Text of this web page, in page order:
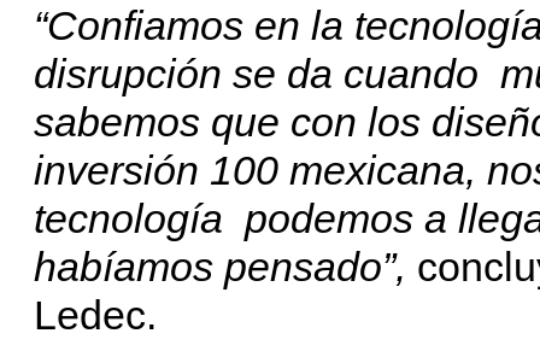
“Confiamos en la
disrupción se da cuando
sabemos que con los
inversión 100 mexicana,
tecnología podemos a
habíamos pensado”,
Ledec.